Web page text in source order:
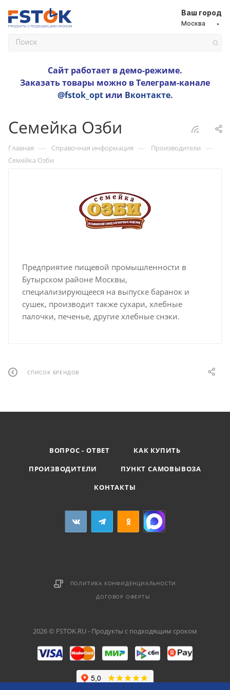
Ваш город
Москва
Сайт работает в демо-режиме.
Заказать товары можно в Телеграм-канале
@fstok_optили Вконтакте.
Семейка Озби
Главная — Справочная информация — Производители —
Семейка Озби
Предприятие пищевой промышленности в
Бутырском районе Москвы,
специализирующееся на выпуске баранок и
сушек, производит также сухари, хлебные
палочки, печенье, другие хлебные снэки.
СПИСОК БРЕНДОВ
ВОПРОС - ОТВЕТ
КАК КУПИТЬ
ПРОИЗВОДИТЕЛИ
ПУНКТ САМОВЫВОЗА
КОНТАКТЫ
ПОЛИТИКА КОНФИДЕНЦИАЛЬНОСТИ
ДОГОВОР ОФЕРТЫ
2026 © FSTOK.RU - Продукты с подходящим сроком